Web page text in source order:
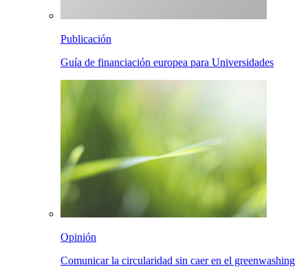
Publicación
Guía de financiación europea para Universidades
Opinión
Comunicar la circularidad sin caer en el greenwashing